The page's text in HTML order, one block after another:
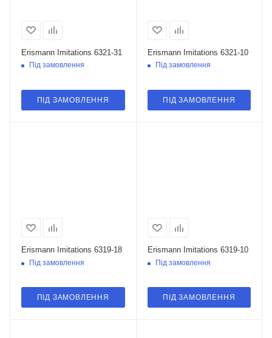
Erismann Imitations 6321-31
Під замовлення
ПІД ЗАМОВЛЕННЯ
Erismann Imitations 6321-10
Під замовлення
ПІД ЗАМОВЛЕННЯ
Erismann Imitations 6319-18
Під замовлення
ПІД ЗАМОВЛЕННЯ
Erismann Imitations 6319-10
Під замовлення
ПІД ЗАМОВЛЕННЯ